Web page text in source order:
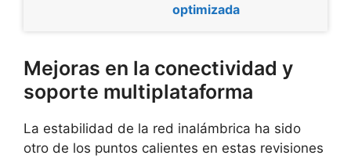
optimizada
Mejoras en la conectividad y
soporte multiplataforma
La estabilidad de la red inalámbrica ha sido
otro de los puntos calientes en estas revisiones